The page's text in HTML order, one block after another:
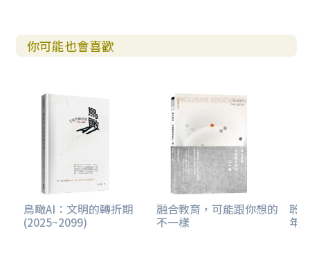
你可能也會喜歡
鳥瞰AI：文明的轉折期
(2025~2099)
融合教育，可能跟你想的
不一樣
聆
年